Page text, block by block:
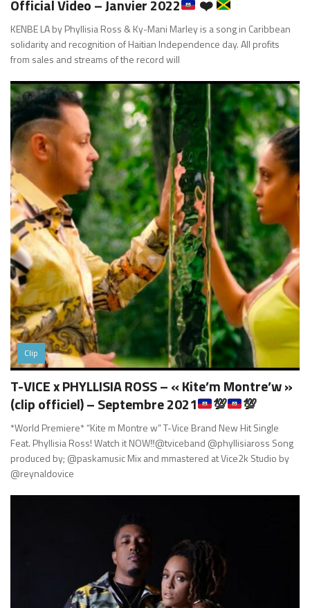
Official Video – Janvier 2022
❤️
KENBE LA by Phyllisia Ross & Ky-Mani Marley is a song in Caribbean
solidarity and recognition of Haitian Independence day. All profits
from sales and streams of the record will
Clip
T-VICE x PHYLLISIA ROSS – « Kite’m Montre’w »
(clip officiel) – Septembre 2021
💯 💯
*World Premiere* “Kite m Montre w” T-Vice Brand New Hit Single
Feat. Phyllisia Ross! Watch it NOW‼️@tviceband @phyllisiaross Song
produced by; @paskamusic Mix and mmastered at Vice2k Studio by
@reynaldovice